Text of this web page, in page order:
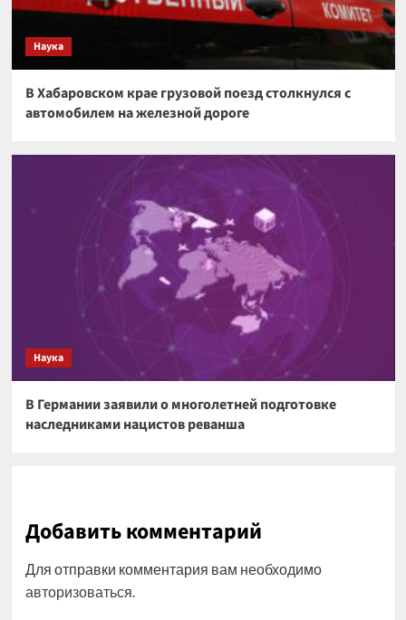
Наука
В Хабаровском крае грузовой поезд столкнулся с
автомобилем на железной дороге
Наука
В Германии заявили о многолетней подготовке
наследниками нацистов реванша
Добавить комментарий
Для отправки комментария вам необходимо
авторизоваться.